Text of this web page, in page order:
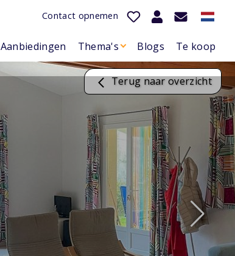
Contact opnemen
Aanbiedingen Thema's Blogs Te koop
Terug naar overzicht